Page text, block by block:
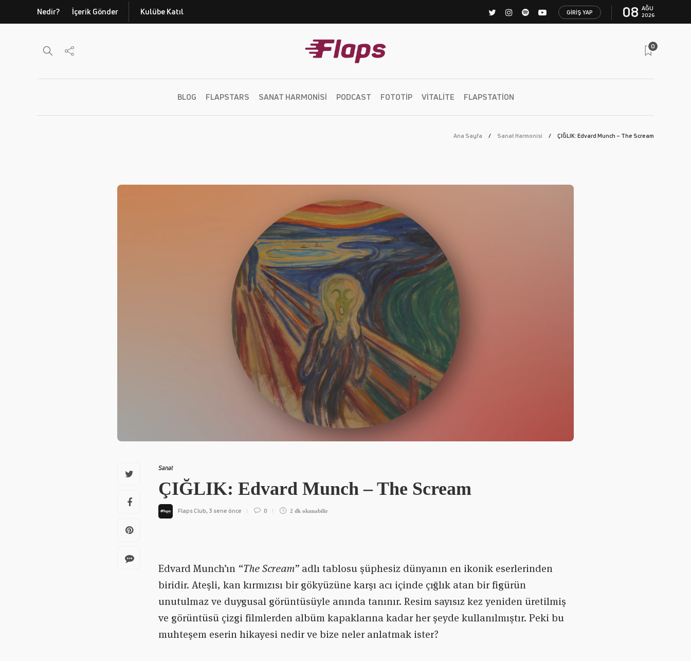
Nedir? İçerik Gönder Kulübe Katıl GIRIŞ YAP 08 AĞU
2026
0
BLOG FLAPSTARS SANAT HARMONISI PODCAST FOTOTIP VITALITE FLAPSTATION
Ana Sayfa Sanat Harmonisi ÇIĞLIK: Edvard Munch – The Scream
Sanat
ÇIĞLIK: Edvard Munch – The Scream
Flaps Club, 3 sene önce 0 2 dk okunabilir
Edvard Munch’ın “The Scream” adlı tablosu şüphesiz dünyanın en ikonik eserlerinden
biridir. Ateşli, kan kırmızısı bir gökyüzüne karşı acı içinde çığlık atan bir figürün
unutulmaz ve duygusal görüntüsüyle anında tanınır. Resim sayısız kez yeniden üretilmiş
ve görüntüsü çizgi filmlerden albüm kapaklarına kadar her şeyde kullanılmıştır. Peki bu
muhteşem eserin hikayesi nedir ve bize neler anlatmak ister?